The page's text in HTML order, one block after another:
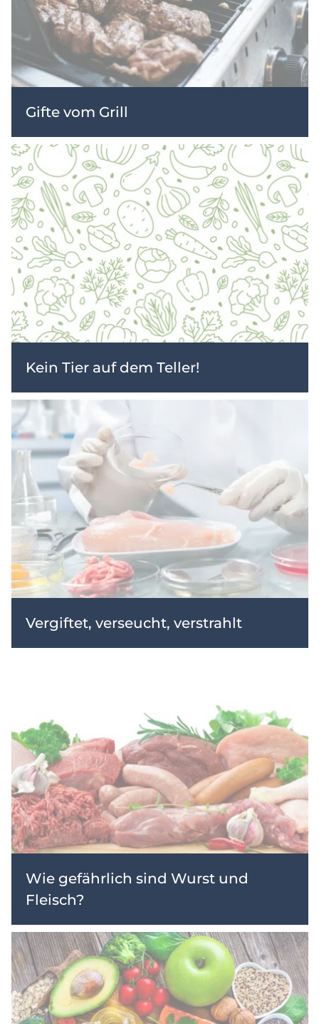
Gifte vom Grill
Kein Tier auf dem Teller!
Vergiftet, verseucht, verstrahlt
Wie gefährlich sind Wurst und
Fleisch?